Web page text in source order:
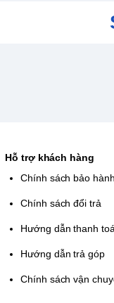
Hỗ trợ khách hàng
Chính sách bảo hành
Chính sách đổi trả
Hướng dẫn thanh
Hướng dẫn trả góp
Chính sách vận